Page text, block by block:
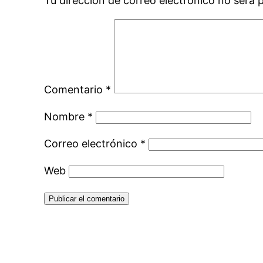
Comentario *
Nombre *
Correo electrónico *
Web